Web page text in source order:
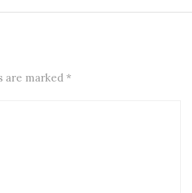
are marked *